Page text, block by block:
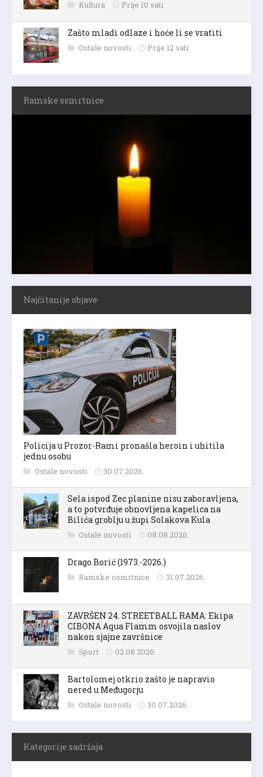
Kultura Prije 10 sati
Zašto mladi odlaze i hoće li se vratiti
Ostale novosti Prije 12 sati
Ramske osmrtnice
Najčitanije objave
Policija u Prozor-Rami pronašla heroin i uhitila
jednu osobu
Ostale novosti 30.07.2026.
Sela ispod Zec planine nisu zaboravljena,
a to potvrđuje obnovljena kapelica na
Bilića groblju u župi Solakova Kula
Ostale novosti 08.08.2026.
Drago Borić (1973.-2026.)
Ramske osmrtnice 31.07.2026.
ZAVRŠEN 24. STREETBALL RAMA: Ekipa
CIBONA Aqua Flamm osvojila naslov
nakon sjajne završnice
Sport 02.08.2026.
Bartolomej otkrio zašto je napravio
nered u Međugorju
Ostale novosti 30.07.2026.
Kategorije sadržaja